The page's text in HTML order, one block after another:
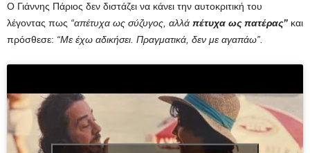
Ο Γιάννης Πάριος δεν διστάζει να κάνει την αυτοκριτική του
λέγοντας πως “απέτυχα ως σύζυγος, αλλά πέτυχα ως πατέρας” και
πρόσθεσε: “Με έχω αδικήσει. Πραγματικά, δεν με αγαπάω”.